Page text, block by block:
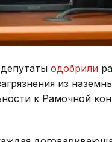
одобрили
из
к Рамочной